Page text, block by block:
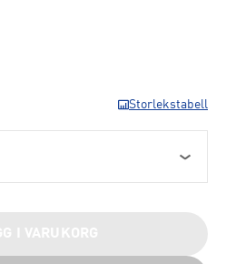
Storlekstabell